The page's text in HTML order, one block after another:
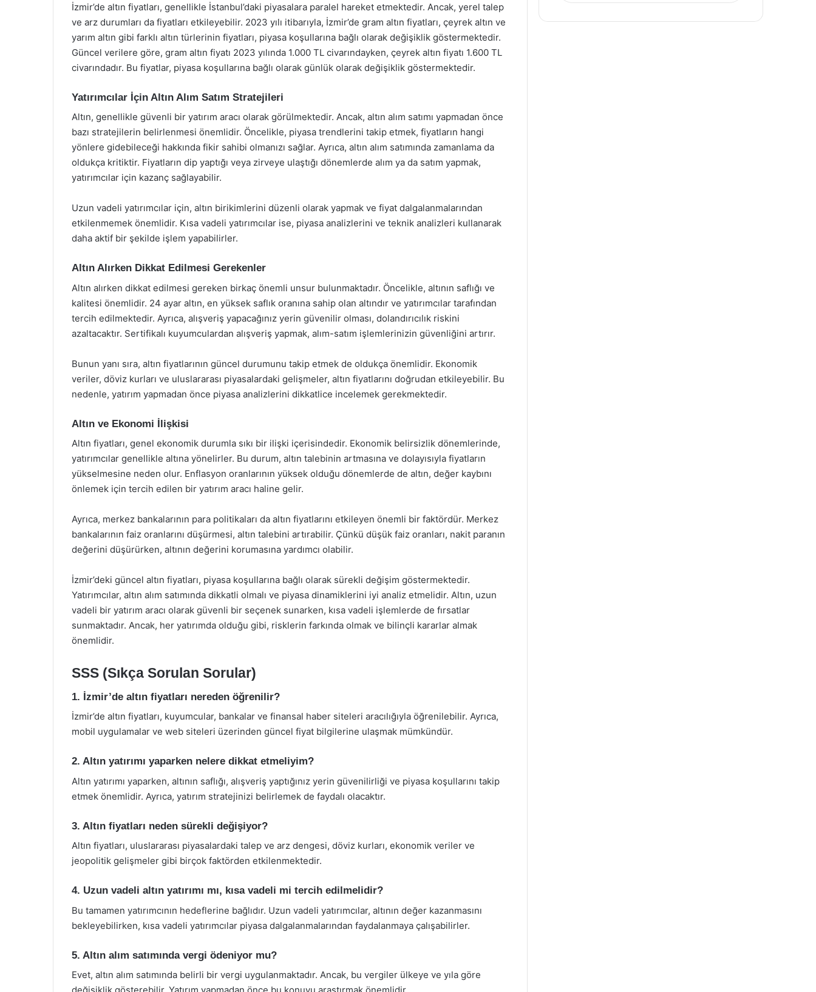
İzmir’de altın fiyatları, genellikle İstanbul’daki piyasalara paralel hareket etmektedir. Ancak, yerel talep
ve arz durumları da fiyatları etkileyebilir. 2023 yılı itibarıyla, İzmir’de gram altın fiyatları, çeyrek altın ve
yarım altın gibi farklı altın türlerinin fiyatları, piyasa koşullarına bağlı olarak değişiklik göstermektedir.
Güncel verilere göre, gram altın fiyatı 2023 yılında 1.000 TL civarındayken, çeyrek altın fiyatı 1.600 TL
civarındadır. Bu fiyatlar, piyasa koşullarına bağlı olarak günlük olarak değişiklik göstermektedir.
Yatırımcılar İçin Altın Alım Satım Stratejileri
Altın, genellikle güvenli bir yatırım aracı olarak görülmektedir. Ancak, altın alım satımı yapmadan önce
bazı stratejilerin belirlenmesi önemlidir. Öncelikle, piyasa trendlerini takip etmek, fiyatların hangi
yönlere gidebileceği hakkında fikir sahibi olmanızı sağlar. Ayrıca, altın alım satımında zamanlama da
oldukça kritiktir. Fiyatların dip yaptığı veya zirveye ulaştığı dönemlerde alım ya da satım yapmak,
yatırımcılar için kazanç sağlayabilir.
Uzun vadeli yatırımcılar için, altın birikimlerini düzenli olarak yapmak ve fiyat dalgalanmalarından
etkilenmemek önemlidir. Kısa vadeli yatırımcılar ise, piyasa analizlerini ve teknik analizleri kullanarak
daha aktif bir şekilde işlem yapabilirler.
Altın Alırken Dikkat Edilmesi Gerekenler
Altın alırken dikkat edilmesi gereken birkaç önemli unsur bulunmaktadır. Öncelikle, altının saflığı ve
kalitesi önemlidir. 24 ayar altın, en yüksek saflık oranına sahip olan altındır ve yatırımcılar tarafından
tercih edilmektedir. Ayrıca, alışveriş yapacağınız yerin güvenilir olması, dolandırıcılık riskini
azaltacaktır. Sertifikalı kuyumculardan alışveriş yapmak, alım-satım işlemlerinizin güvenliğini artırır.
Bunun yanı sıra, altın fiyatlarının güncel durumunu takip etmek de oldukça önemlidir. Ekonomik
veriler, döviz kurları ve uluslararası piyasalardaki gelişmeler, altın fiyatlarını doğrudan etkileyebilir. Bu
nedenle, yatırım yapmadan önce piyasa analizlerini dikkatlice incelemek gerekmektedir.
Altın ve Ekonomi İlişkisi
Altın fiyatları, genel ekonomik durumla sıkı bir ilişki içerisindedir. Ekonomik belirsizlik dönemlerinde,
yatırımcılar genellikle altına yönelirler. Bu durum, altın talebinin artmasına ve dolayısıyla fiyatların
yükselmesine neden olur. Enflasyon oranlarının yüksek olduğu dönemlerde de altın, değer kaybını
önlemek için tercih edilen bir yatırım aracı haline gelir.
Ayrıca, merkez bankalarının para politikaları da altın fiyatlarını etkileyen önemli bir faktördür. Merkez
bankalarının faiz oranlarını düşürmesi, altın talebini artırabilir. Çünkü düşük faiz oranları, nakit paranın
değerini düşürürken, altının değerini korumasına yardımcı olabilir.
İzmir’deki güncel altın fiyatları, piyasa koşullarına bağlı olarak sürekli değişim göstermektedir.
Yatırımcılar, altın alım satımında dikkatli olmalı ve piyasa dinamiklerini iyi analiz etmelidir. Altın, uzun
vadeli bir yatırım aracı olarak güvenli bir seçenek sunarken, kısa vadeli işlemlerde de fırsatlar
sunmaktadır. Ancak, her yatırımda olduğu gibi, risklerin farkında olmak ve bilinçli kararlar almak
önemlidir.
SSS (Sıkça Sorulan Sorular)
1. İzmir’de altın fiyatları nereden öğrenilir?
İzmir’de altın fiyatları, kuyumcular, bankalar ve finansal haber siteleri aracılığıyla öğrenilebilir. Ayrıca,
mobil uygulamalar ve web siteleri üzerinden güncel fiyat bilgilerine ulaşmak mümkündür.
2. Altın yatırımı yaparken nelere dikkat etmeliyim?
Altın yatırımı yaparken, altının saflığı, alışveriş yaptığınız yerin güvenilirliği ve piyasa koşullarını takip
etmek önemlidir. Ayrıca, yatırım stratejinizi belirlemek de faydalı olacaktır.
3. Altın fiyatları neden sürekli değişiyor?
Altın fiyatları, uluslararası piyasalardaki talep ve arz dengesi, döviz kurları, ekonomik veriler ve
jeopolitik gelişmeler gibi birçok faktörden etkilenmektedir.
4. Uzun vadeli altın yatırımı mı, kısa vadeli mi tercih edilmelidir?
Bu tamamen yatırımcının hedeflerine bağlıdır. Uzun vadeli yatırımcılar, altının değer kazanmasını
bekleyebilirken, kısa vadeli yatırımcılar piyasa dalgalanmalarından faydalanmaya çalışabilirler.
5. Altın alım satımında vergi ödeniyor mu?
Evet, altın alım satımında belirli bir vergi uygulanmaktadır. Ancak, bu vergiler ülkeye ve yıla göre